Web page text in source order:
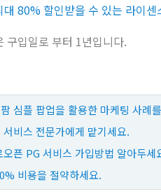
80% 할인받을 수 있는 라이
입일로 부터 1년입니다.
심플 팝업을 활용한 마케팅 사례
비스 전문가에게 맡기세요.
픈 PG 서비스 가입방법 알아두세
비용을 절약하세요.